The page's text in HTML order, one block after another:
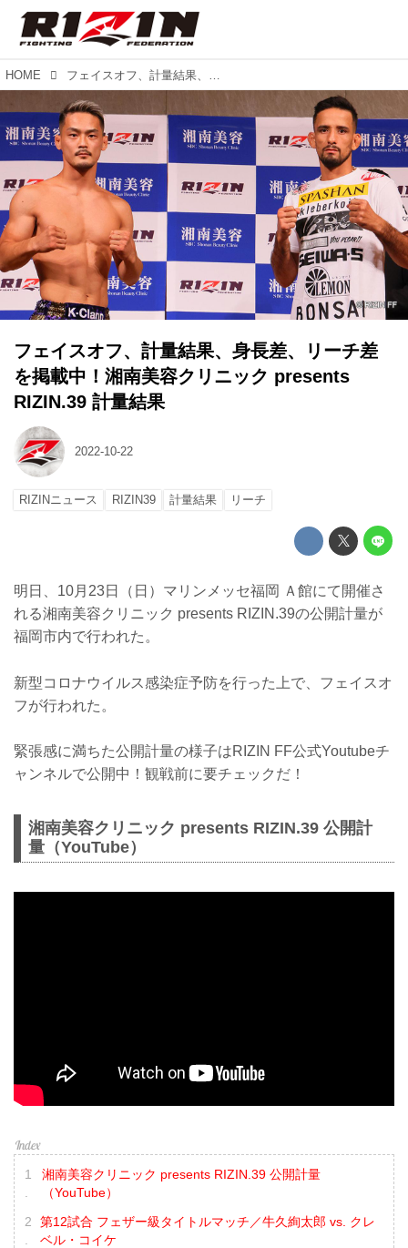
HOME フェイスオフ、計量結果、身長差、リーチ差を掲載中！湘南美容クリニック presents RIZIN.39 計量結果
フェイスオフ、計量結果、身長差、リーチ差
を掲載中！湘南美容クリニック presents
RIZIN.39 計量結果
2022-10-22
RIZINニュース RIZIN39 計量結果 リーチ
明日、10月23日（日）マリンメッセ福岡 Ａ館にて開催さ
れる湘南美容クリニック presents RIZIN.39の公開計量が
福岡市内で行われた。
新型コロナウイルス感染症予防を行った上で、フェイスオ
フが行われた。
緊張感に満ちた公開計量の様子はRIZIN FF公式Youtubeチ
ャンネルで公開中！観戦前に要チェックだ！
湘南美容クリニック presents RIZIN.39 公開計
量（YouTube）
湘南美容クリニック presents RIZIN.39 公開計量
（YouTube）
第12試合 フェザー級タイトルマッチ／牛久絢太郎 vs. クレ
ベル・コイケ